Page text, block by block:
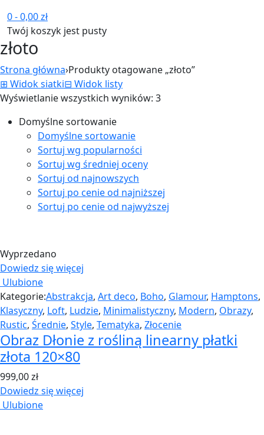
0-0,00zł
Twój koszyk jest pusty
złoto
Strona główna›Produkty otagowane „złoto”
⊞ Widok siatki⊟ Widok listy
Wyświetlanie wszystkich wyników: 3
Domyślne sortowanie
Domyślne sortowanie
Sortuj wg popularności
Sortuj wg średniej oceny
Sortuj od najnowszych
Sortuj po cenie od najniższej
Sortuj po cenie od najwyższej
Wyprzedano
Dowiedz się więcej
Ulubione
Kategorie:Abstrakcja, Art deco, Boho, Glamour, Hamptons,
Klasyczny, Loft, Ludzie, Minimalistyczny, Modern, Obrazy,
Rustic, Średnie, Style, Tematyka, Złocenie
Obraz Dłonie z rośliną linearny płatki
złota 120×80
999,00zł
Dowiedz się więcej
Ulubione